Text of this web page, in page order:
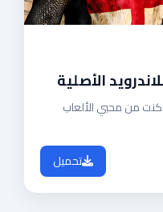
الأصلية
كنت من محبي الألعاب
تحميل